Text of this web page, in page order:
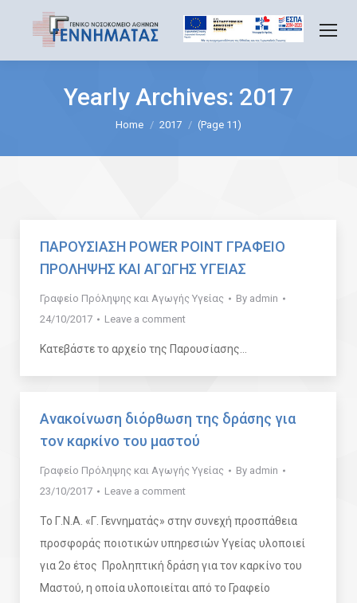
Yearly Archives: 2017
Home 2017 (Page 11)
ΠΑΡΟΥΣΙΑΣΗ POWER POINT ΓΡΑΦΕΙΟ
ΠΡΟΛΗΨΗΣ ΚΑΙ ΑΓΩΓΗΣ ΥΓΕΙΑΣ
Γραφείο Πρόληψης και Αγωγής Υγείας By admin
24/10/2017
Leave a comment
Κατεβάστε τo αρχείο της Παρουσίασης…
Ανακοίνωση διόρθωση της δράσης για
τον καρκίνο του μαστού
Γραφείο Πρόληψης και Αγωγής Υγείας By admin
23/10/2017
Leave a comment
Το Γ.Ν.Α. «Γ. Γεννηματάς» στην συνεχή προσπάθεια
προσφοράς ποιοτικών υπηρεσιών Υγείας υλοποιεί
για 2ο έτος Προληπτική δράση για τον καρκίνο του
Μαστού, η οποία υλοποιείται από το Γραφείο